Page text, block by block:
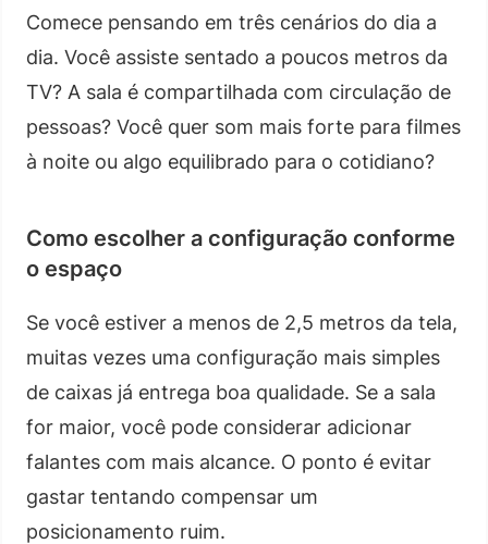
Comece pensando em três cenários do dia a
dia. Você assiste sentado a poucos metros da
TV? A sala é compartilhada com circulação de
pessoas? Você quer som mais forte para filmes
à noite ou algo equilibrado para o cotidiano?
Como escolher a configuração conforme
o espaço
Se você estiver a menos de 2,5 metros da tela,
muitas vezes uma configuração mais simples
de caixas já entrega boa qualidade. Se a sala
for maior, você pode considerar adicionar
falantes com mais alcance. O ponto é evitar
gastar tentando compensar um
posicionamento ruim.